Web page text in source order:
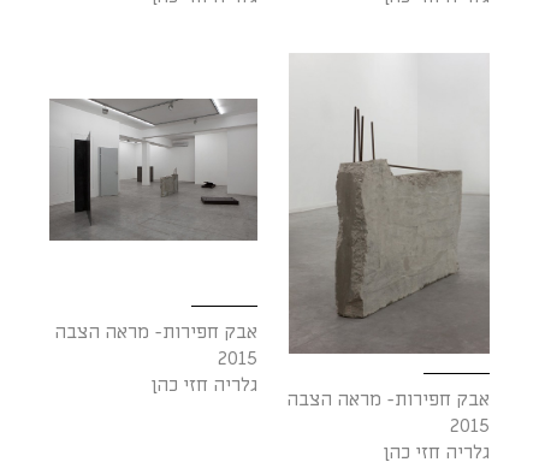
אבק חפירות- מראה הצבה
2015
גלריה חזי כהן
אבק חפירות- מראה הצבה
2015
גלריה חזי כהן